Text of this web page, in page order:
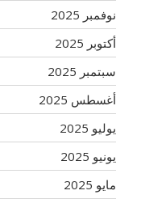
نوفمبر 2025
أكتوبر 2025
سبتمبر 2025
أغسطس 2025
يوليو 2025
يونيو 2025
مايو 2025